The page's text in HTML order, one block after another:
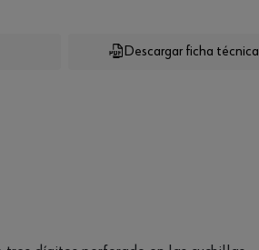
Descargar ficha técnica